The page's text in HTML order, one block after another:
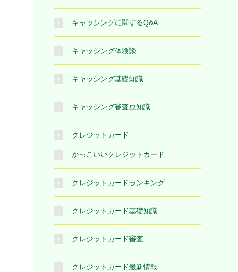
キャッシングに関するQ&A
キャッシング体験談
キャッシング基礎知識
キャッシング審査豆知識
クレジットカード
かっこいいクレジットカード
クレジットカードランキング
クレジットカード基礎知識
クレジットカード審査
クレジットカード最新情報